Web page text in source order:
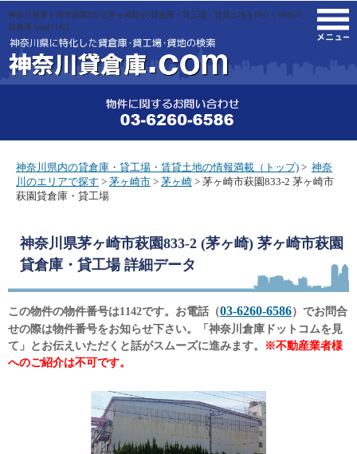
神奈川県茅ヶ崎市萩園833-2(茅ヶ崎駅)の貸倉庫・貸工場・賃貸土地を仲介｜神奈川
貸倉庫.com[1142]
神奈川県内の貸倉庫・貸工場・賃貸土地の情報満載（トップ) > 神奈
川のエリアで探す > 茅ヶ崎市 > 茅ヶ崎 > 茅ヶ崎市萩園833-2 茅ヶ崎市
萩園貸倉庫・貸工場
神奈川県茅ヶ崎市萩園833-2 (茅ヶ崎) 茅ヶ崎市萩園
貸倉庫・貸工場詳細データ
この物件の物件番号は1142です。お電話（03-6260-6586）でお問合
せの際は物件番号をお知らせ下さい。「神奈川倉庫ドットコムを見
て」とお伝えいただくと話がスムーズに進みます。
※不動産業者様
へのご紹介は不可です。